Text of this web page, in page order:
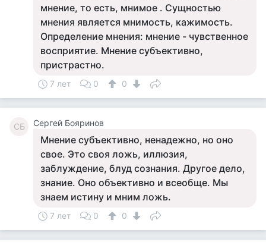
мнение, то есть, мнимое . Сущностью
мнения является мнимость, кажимость.
Определение мнения: мнение - чувственное
восприятие. Мнение субъективно,
пристрастно.
7 лет 0 0
СБ Сергей Бояринов
Мнение субъективно, ненадежно, но оно
свое. Это своя ложь, иллюзия,
заблуждение, блуд сознания. Другое дело,
знание. Оно объективно и всеобще. Мы
знаем истину и мним ложь.
7 лет 0 0